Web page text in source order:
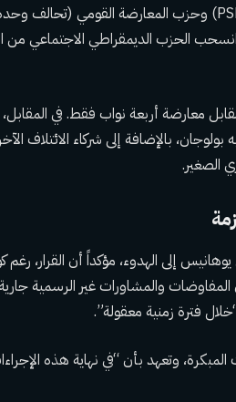
الحزب الديمقراطي الاجتماعي من
نائباً على القرار، مقابل معارضة أربعة نواب فقط. في
بالإضافة إلى شركاء الائتلاف
الصغير.
إلى الهدوء، مؤكداً أن القرار،
المفاوضات والمشاورات غير الرسمية
فترة زمنية معقولة”.
المبكرة، وتعهد بأن “في نهاية هذه